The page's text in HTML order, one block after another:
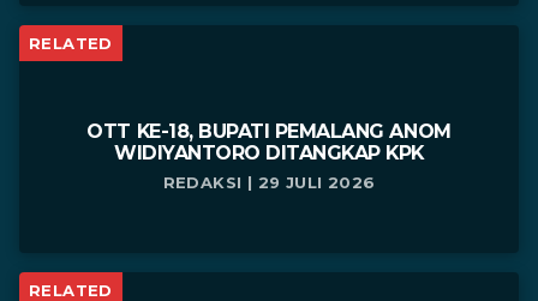
RELATED
OTT KE-18, BUPATI PEMALANG ANOM
WIDIYANTORO DITANGKAP KPK
REDAKSI | 29 JULI 2026
RELATED